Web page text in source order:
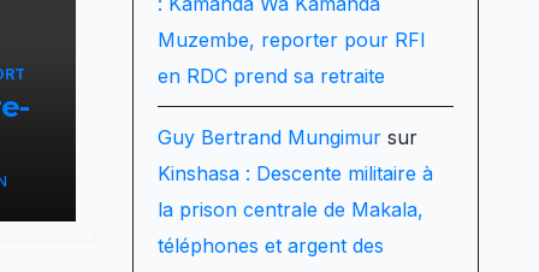
Muzembe, reporter pour RFI
en RDC prend sa retraite
Guy Bertrand Mungimursur
Kinshasa : Descente militaire à
la prison centrale de Makala,
téléphones et argent des